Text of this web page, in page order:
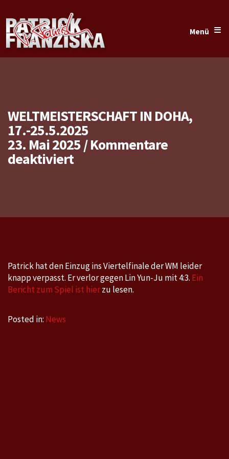
Menü ≡
WELTMEISTERSCHAFT IN DOHA,
17.-25.5.2025
23. Mai 2025/Kommentare
deaktiviertfür
17.-25.5.2025
Patrick hat den Einzug ins Viertelfinale der WM leider
knapp verpasst. Er verlor gegen Lin Yun-Ju mit 4:3. Ein
Bericht zum Spiel ist hierzu lesen.
Posted in: News